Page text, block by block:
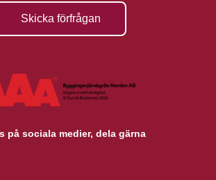
Skicka förfrågan
på sociala medier, dela gärna